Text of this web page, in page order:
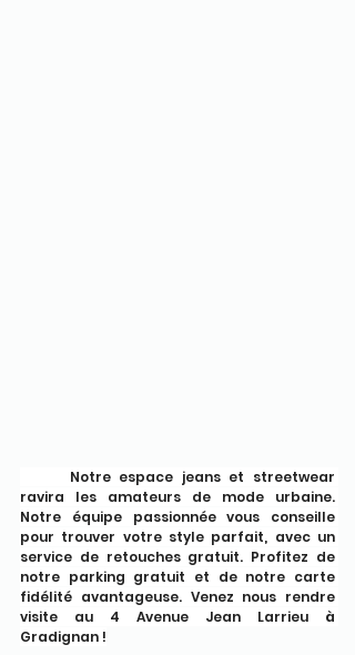
ravira les amateurs de mode urbaine.
Notre équipe passionnée vous conseille
pour trouver votre style parfait, avec un
service de retouches gratuit. Profitez de
notre parking gratuit et de notre carte
fidélité avantageuse. Venez nous rendre
visite au 4 Avenue Jean Larrieu à
Gradignan !